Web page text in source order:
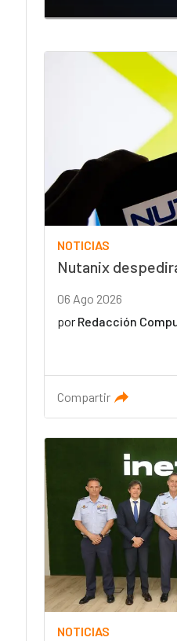
NOTICIAS
Nutanix
06 Ago 2026
por Redacción
Compartir
NOTICIAS